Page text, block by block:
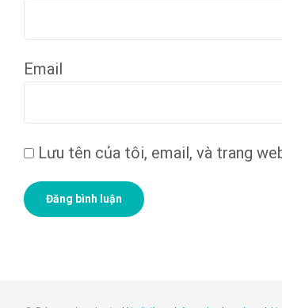
Email
Lưu tên của tôi, email, và trang